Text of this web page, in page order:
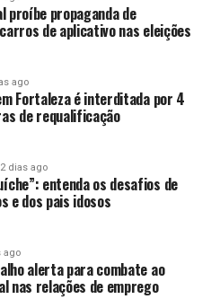
proíbe propaganda de
de aplicativo nas eleições
ago
Fortaleza é interditada por 4
de requalificação
2 dias ago
entenda os desafios de
e dos pais idosos
ago
alerta para combate ao
nas relações de emprego